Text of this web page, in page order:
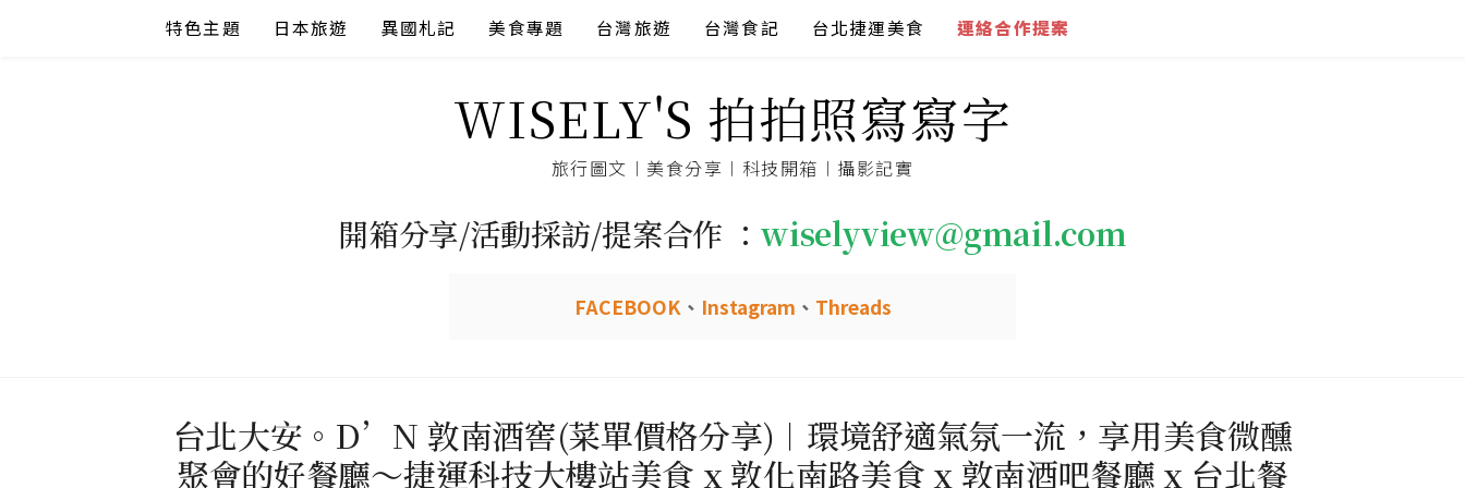
特色主題 日本旅遊 異國札記 美食專題 台灣旅遊 台灣食記 台北捷運美食 連絡合作提案
WISELY'S 拍拍照寫寫字
旅行圖文︱美食分享︱科技開箱︱攝影記實
開箱分享/活動採訪/提案合作 ： wiselyview@gmail.com
FACEBOOK、 Instagram 、 Threads
台北大安。D’N 敦南酒窖(菜單價格分享)︱環境舒適氣氛一流，享用美食微醺
聚會的好餐廳～捷運科技大樓站美食 x 敦化南路美食 x 敦南酒吧餐廳 x 台北餐